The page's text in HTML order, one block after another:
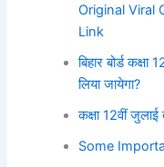
Original Viral
Link
बिहार बोर्ड
लिया जायेगा?
कक्षा 12वीं जुलाई
Some